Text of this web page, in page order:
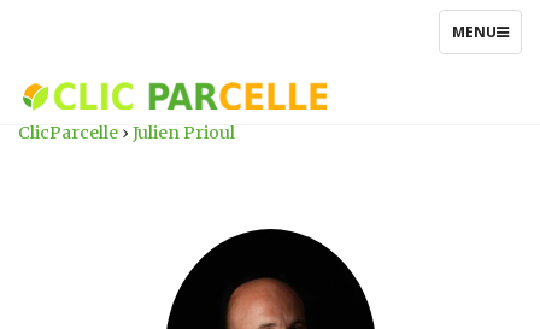
TOGGLE
MENU
ClicParcelle › Julien Prioul